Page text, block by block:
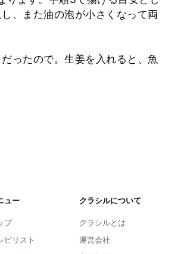
、また油の泡が小さくなって両
ったので。生姜を入れると、魚
ュー
プ
ピリスト
クラシルについて
クラシルとは
運営会社